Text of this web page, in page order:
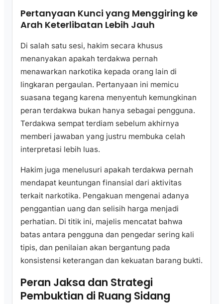
Pertanyaan Kunci yang Menggiring ke
Arah Keterlibatan Lebih Jauh
Di salah satu sesi, hakim secara khusus
menanyakan apakah terdakwa pernah
menawarkan narkotika kepada orang lain di
lingkaran pergaulan. Pertanyaan ini memicu
suasana tegang karena menyentuh kemungkinan
peran terdakwa bukan hanya sebagai pengguna.
Terdakwa sempat terdiam sebelum akhirnya
memberi jawaban yang justru membuka celah
interpretasi lebih luas.
Hakim juga menelusuri apakah terdakwa pernah
mendapat keuntungan finansial dari aktivitas
terkait narkotika. Pengakuan mengenai adanya
penggantian uang dan selisih harga menjadi
perhatian. Di titik ini, majelis mencatat bahwa
batas antara pengguna dan pengedar sering kali
tipis, dan penilaian akan bergantung pada
konsistensi keterangan dan kekuatan barang bukti.
Peran Jaksa dan Strategi
Pembuktian di Ruang Sidang